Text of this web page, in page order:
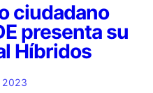
ciudadano
presenta su
Híbridos
2023